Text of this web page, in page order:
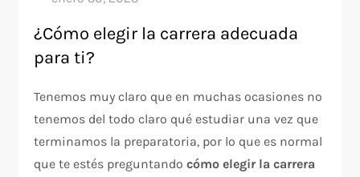
¿Cómo elegir la carrera adecuada
para ti?
Tenemos muy claro que en muchas ocasiones no
tenemos del todo claro qué estudiar una vez que
terminamos la preparatoria, por lo que es normal
que te estés preguntandocómo elegir la carrera